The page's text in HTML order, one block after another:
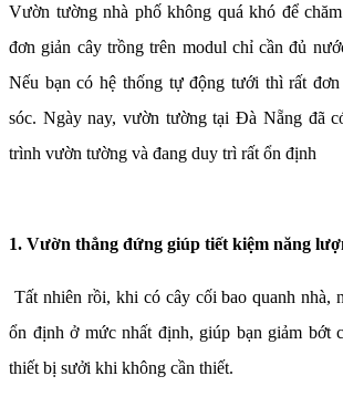
Vườn tường nhà phố không quá khó để
đơn giản cây trồng trên modul chỉ cần đủ
Nếu bạn có hệ thống tự động tưới thì rất
sóc. Ngày nay, vườn tường tại Đà Nẵng đã
trình vườn tường và đang duy trì rất ổn định
1. Vườn thẳng đứng giúp tiết kiệm năng
Tất nhiên rồi, khi có cây cối bao quanh nhà,
ổn định ở mức nhất định, giúp bạn giảm bớt
thiết bị sưởi khi không cần thiết.